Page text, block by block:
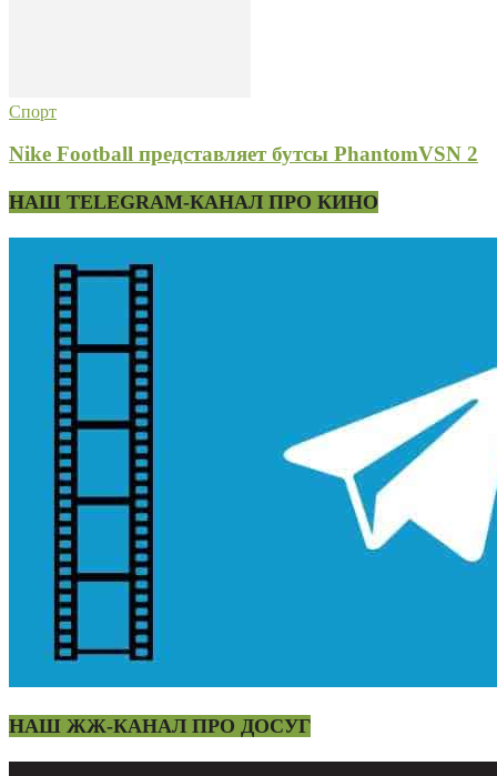
Спорт
Nike Football представляет бутсы PhantomVSN 2
НАШ TELEGRAM-КАНАЛ ПРО КИНО
НАШ ЖЖ-КАНАЛ ПРО ДОСУГ